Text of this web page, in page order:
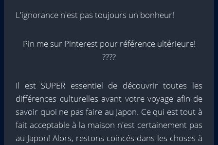
L'ignorance n'est pas toujours un bonheur!
Pin me sur Pinterest pour référence ultérieure!
????
Il est SUPER essentiel de découvrir toutes les
différences culturelles avant votre voyage afin de
savoir quoi ne pas faire au Japon. Ce qui est tout à
fait acceptable à la maison n'est certainement pas
au Japon! Alors, restons coincés dans les choses à